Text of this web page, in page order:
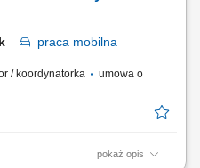
materiałowych i rozliczeń;
praca mobilna
/ koordynatorka
umowa o
pokaż opis